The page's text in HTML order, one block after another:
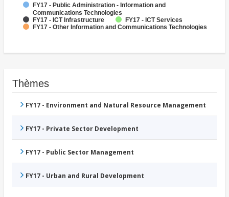
FY17 - Public Administration - Information and
Communications Technologies
FY17 - ICT Infrastructure
FY17 - ICT Services
FY17 - Other Information and Communications Technologies
Thèmes
FY17 - Environment and Natural Resource Management
FY17 - Private Sector Development
FY17 - Public Sector Management
FY17 - Urban and Rural Development